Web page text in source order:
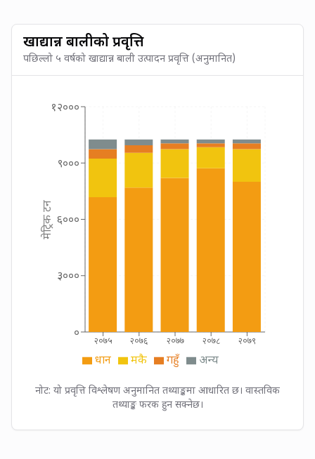
खाद्यान्न बालीको प्रवृत्ति
पछिल्लो ५ वर्षको खाद्यान्न बाली उत्पादन प्रवृत्ति (अनुमानित)
२०७५ २०७६ २०७७ २०७८ २०७९
०
३०००
६०००
९०००
१२०००
मेट्रिक टन
धान मकै गहुँ अन्य
नोट: यो प्रवृत्ति विश्लेषण अनुमानित तथ्याङ्कमा आधारित छ। वास्तविक
तथ्याङ्क फरक हुन सक्नेछ।